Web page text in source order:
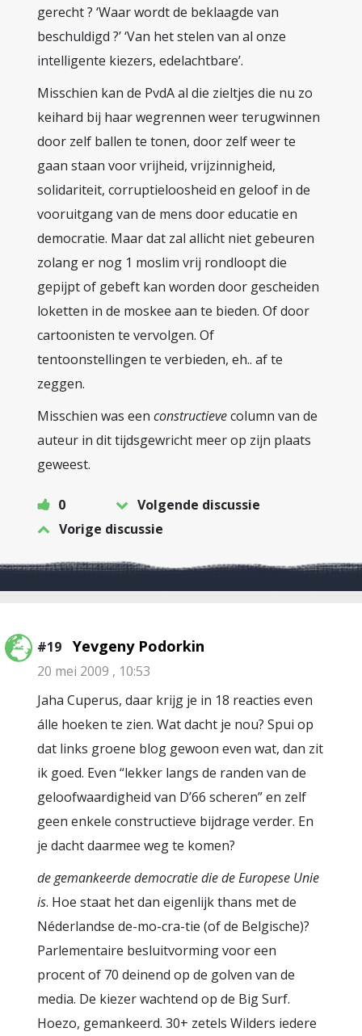
gerecht ? ‘Waar wordt de beklaagde van
beschuldigd ?’ ‘Van het stelen van al onze
intelligente kiezers, edelachtbare’.
Misschien kan de PvdA al die zieltjes die nu zo
keihard bij haar wegrennen weer terugwinnen
door zelf ballen te tonen, door zelf weer te
gaan staan voor vrijheid, vrijzinnigheid,
solidariteit, corruptieloosheid en geloof in de
vooruitgang van de mens door educatie en
democratie. Maar dat zal allicht niet gebeuren
zolang er nog 1 moslim vrij rondloopt die
gepijpt of gebeft kan worden door gescheiden
loketten in de moskee aan te bieden. Of door
cartoonisten te vervolgen. Of
tentoonstellingen te verbieden, eh.. af te
zeggen.
Misschien was een constructievecolumn van de
auteur in dit tijdsgewricht meer op zijn plaats
geweest.
0
Volgende discussie
Vorige discussie
#19 Yevgeny Podorkin
20 mei 2009 , 10:53
Jaha Cuperus, daar krijg je in 18 reacties even
álle hoeken te zien. Wat dacht je nou? Spui op
dat links groene blog gewoon even wat, dan zit
ik goed. Even “lekker langs de randen van de
geloofwaardigheid van D’66 scheren” en zelf
geen enkele constructieve bijdrage verder. En
je dacht daarmee weg te komen?
de gemankeerde democratie die de Europese Unie
is. Hoe staat het dan eigenlijk thans met de
Néderlandse de-mo-cra-tie (of de Belgische)?
Parlementaire besluitvorming voor een
procent of 70 deinend op de golven van de
media. De kiezer wachtend op de Big Surf.
Hoezo, gemankeerd. 30+ zetels Wilders iedere